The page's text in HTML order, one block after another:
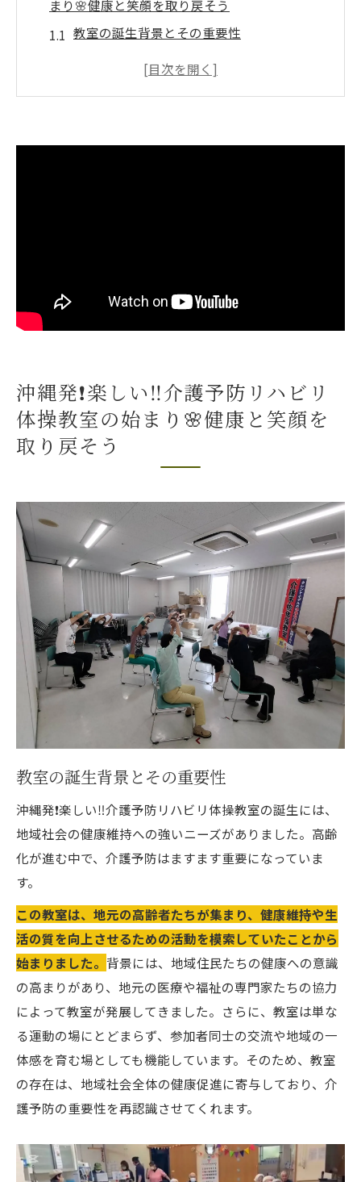
まり🌸健康と笑顔を取り戻そう
教室の誕生背景とその重要性
介護予防における沖縄の取り組み
参加者の声から見る教室の効果
参加者同士のつながりが健康を促進
介護予防におけるコミュニティの役割
リハビリ体操が築く新しい友人関係
沖縄発❗️楽しい‼️介護予防リハビリ体操教室の魅
力🌸笑顔あふれる生活へ
プログラムのユニークな要素とは
笑いの力で心と体をリフレッシュ
教室が提供する多様な健康サポート
高齢者にとっての生きがいを見つける
地域全体に広がる教室の良い影響
沖縄発❗️楽しい‼️介護予防リハビリ体操教室で笑
顔と健康を維持しよう🌸
日々の健康を支える体操の習慣化
笑顔が絶えない教室の雰囲気とは
教室で得られる心のリフレッシュ
継続的な参加が健康維持につながる理由
教室を通じた自己成長と新しい挑戦
沖縄発❗️楽しい‼️介護予防リハビリ体操教室のユ
ニークなプログラムとは🌸
笑いを取り入れた体操の効果
各セッションの具体的な内容紹介
参加者が体感する多様なエクササイズ
個々のニーズに応じたプログラムアプロー
チ
ユニークなプログラムが生む成功事例
リハビリと笑いの融合😄沖縄発❗️楽しい‼️介護予
防体操教室の秘密を探る
リハビリプログラムにおける笑いの役割
沖縄発❗️楽しい‼️介護予防リハビリ
体操教室の始まり🌸健康と笑顔を
取り戻そう
教室の誕生背景とその重要性
沖縄発❗️楽しい‼️介護予防リハビリ体操教室の誕生には、
地域社会の健康維持への強いニーズがありました。高齢
化が進む中で、介護予防はますます重要になっていま
す。
この教室は、地元の高齢者たちが集まり、健康維持や生
活の質を向上させるための活動を模索していたことから
始まりました。 背景には、地域住民たちの健康への意識
の高まりがあり、地元の医療や福祉の専門家たちの協力
によって教室が発展してきました。さらに、教室は単な
る運動の場にとどまらず、参加者同士の交流や地域の一
体感を育む場としても機能しています。そのため、教室
の存在は、地域社会全体の健康促進に寄与しており、介
護予防の重要性を再認識させてくれます。